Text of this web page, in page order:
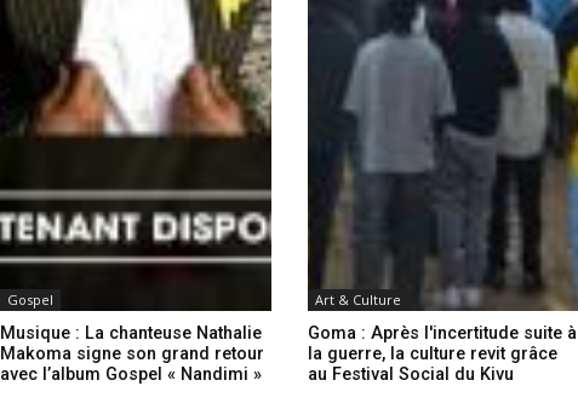
Gospel
Musique : La chanteuse Nathalie
Makoma signe son grand retour
avec l’album Gospel « Nandimi »
Art & Culture
Goma : Après l'incertitude suite à
la guerre, la culture revit grâce
au Festival Social du Kivu